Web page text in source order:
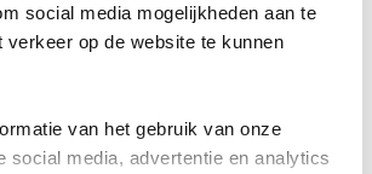
social media mogelijkheden aan te
verkeer op de website te kunnen
van het gebruik van onze
social media, advertentie en analytics
bereiken via de openbare
strand. Uiteraard ga je naar het
voor degene die niet kunnen